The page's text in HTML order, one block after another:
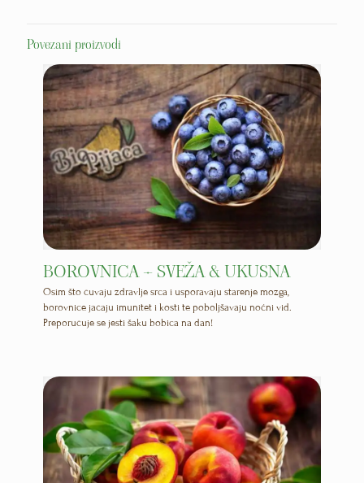
Povezani proizvodi
BOROVNICA – SVEŽA & UKUSNA
Osim što čuvaju zdravlje srca i usporavaju starenje mozga,
borovnice jačaju imunitet i kosti te poboljšavaju noćni vid.
Preporučuje se jesti šaku bobica na dan!